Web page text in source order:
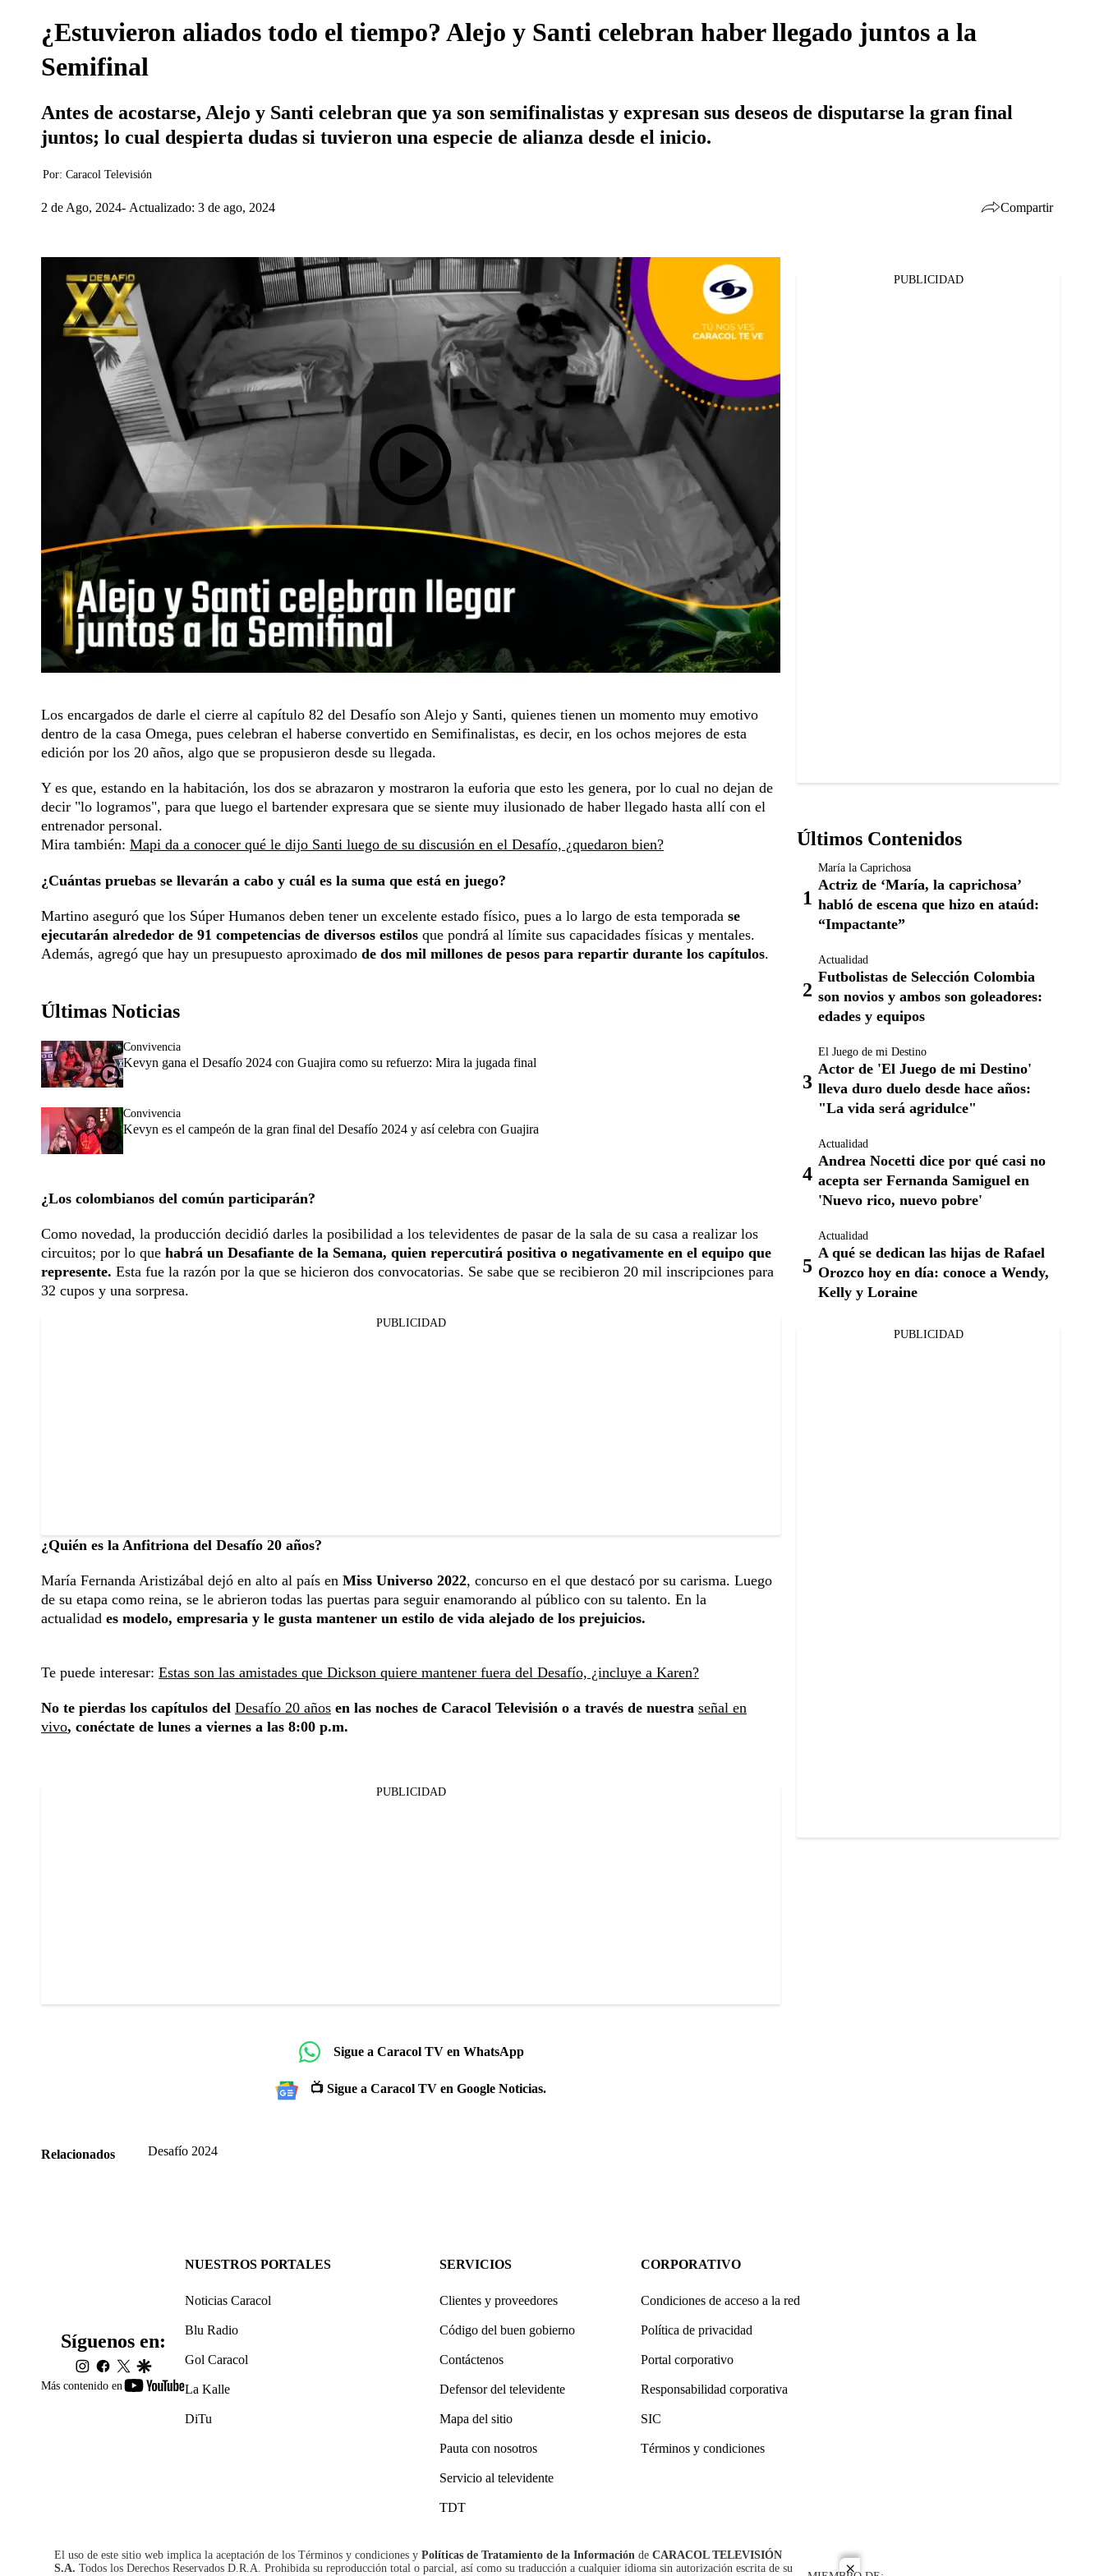
¿Estuvieron aliados todo el tiempo? Alejo y Santi celebran haber llegado juntos a la
Semifinal
Antes de acostarse, Alejo y Santi celebran que ya son semifinalistas y expresan sus deseos de disputarse la gran final
juntos; lo cual despierta dudas si tuvieron una especie de alianza desde el inicio.
Por: Caracol Televisión
2 de Ago, 2024 Actualizado: 3 de ago, 2024 Compartir
Los encargados de darle el cierre al capítulo 82 del Desafío son Alejo y Santi, quienes tienen un momento muy emotivo
dentro de la casa Omega, pues celebran el haberse convertido en Semifinalistas, es decir, en los ochos mejores de esta
edición por los 20 años, algo que se propusieron desde su llegada.
Y es que, estando en la habitación, los dos se abrazaron y mostraron la euforia que esto les genera, por lo cual no dejan de
decir "lo logramos", para que luego el bartender expresara que se siente muy ilusionado de haber llegado hasta allí con el
entrenador personal.
Mira también: Mapi da a conocer qué le dijo Santi luego de su discusión en el Desafío, ¿quedaron bien?
¿Cuántas pruebas se llevarán a cabo y cuál es la suma que está en juego?
Martino aseguró que los Súper Humanos deben tener un excelente estado físico, pues a lo largo de esta temporada se
ejecutarán alrededor de 91 competencias de diversos estilos que pondrá al límite sus capacidades físicas y mentales.
Además, agregó que hay un presupuesto aproximado de dos mil millones de pesos para repartir durante los capítulos.
Últimas Noticias
Convivencia
Kevyn gana el Desafío 2024 con Guajira como su refuerzo: Mira la jugada final
Convivencia
Kevyn es el campeón de la gran final del Desafío 2024 y así celebra con Guajira
¿Los colombianos del común participarán?
Como novedad, la producción decidió darles la posibilidad a los televidentes de pasar de la sala de su casa a realizar los
circuitos; por lo que habrá un Desafiante de la Semana, quien repercutirá positiva o negativamente en el equipo que
represente. Esta fue la razón por la que se hicieron dos convocatorias. Se sabe que se recibieron 20 mil inscripciones para
32 cupos y una sorpresa.
PUBLICIDAD
¿Quién es la Anfitriona del Desafío 20 años?
María Fernanda Aristizábal dejó en alto al país en Miss Universo 2022, concurso en el que destacó por su carisma. Luego
de su etapa como reina, se le abrieron todas las puertas para seguir enamorando al público con su talento. En la
actualidad es modelo, empresaria y le gusta mantener un estilo de vida alejado de los prejuicios.
Te puede interesar: Estas son las amistades que Dickson quiere mantener fuera del Desafío, ¿incluye a Karen?
No te pierdas los capítulos del Desafío 20 años en las noches de Caracol Televisión o a través de nuestra señal en
vivo, conéctate de lunes a viernes a las 8:00 p.m.
PUBLICIDAD
Sigue a Caracol TV en WhatsApp
📺 Sigue a Caracol TV en Google Noticias.
Relacionados Desafío 2024
PUBLICIDAD
Últimos Contenidos
María la Caprichosa
Actriz de ‘María, la caprichosa’
habló de escena que hizo en ataúd:
“Impactante”
Actualidad
Futbolistas de Selección Colombia
son novios y ambos son goleadores:
edades y equipos
El Juego de mi Destino
Actor de 'El Juego de mi Destino'
lleva duro duelo desde hace años:
"La vida será agridulce"
Actualidad
Andrea Nocetti dice por qué casi no
acepta ser Fernanda Samiguel en
'Nuevo rico, nuevo pobre'
Actualidad
A qué se dedican las hijas de Rafael
Orozco hoy en día: conoce a Wendy,
Kelly y Loraine
PUBLICIDAD
Más contenido en
youtube-
Síguenos en:
instagram
facebook
twittergoogle
NUESTROS PORTALES
Noticias Caracol
Blu Radio
Gol Caracol
La Kalle
DiTu
SERVICIOS
Clientes y proveedores
Código del buen gobierno
Contáctenos
Defensor del televidente
Mapa del sitio
Pauta con nosotros
Servicio al televidente
TDT
CORPORATIVO
Condiciones de acceso a la red
Política de privacidad
Portal corporativo
Responsabilidad corporativa
SIC
Términos y condiciones
El uso de este sitio web implica la aceptación de los Términos y condiciones y Políticas de Tratamiento de la Información de CARACOL TELEVISIÓN
S.A. Todos los Derechos Reservados D.R.A. Prohibida su reproducción total o parcial, así como su traducción a cualquier idioma sin autorización escrita de su